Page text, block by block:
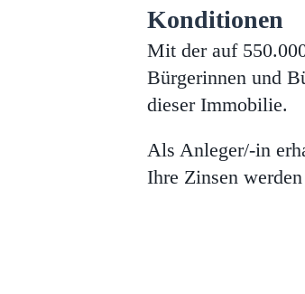
Konditionen
Mit der auf
Bürgerinnen und
dieser Immobilie.
Als Anleger/-in
Ihre Zinsen